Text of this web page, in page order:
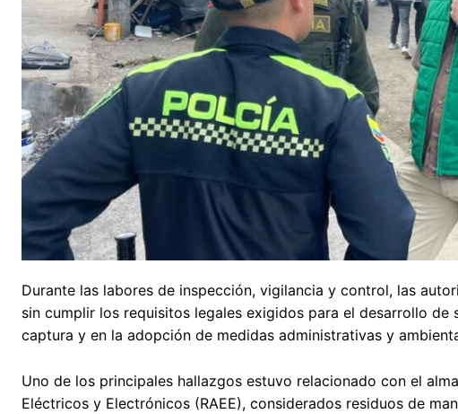
Durante las labores de inspección, vigilancia y control, las
sin cumplir los requisitos legales exigidos para el desarrollo
captura y en la adopción de medidas administrativas y
Uno de los principales hallazgos estuvo relacionado con el
Eléctricos y Electrónicos (RAEE), considerados residuos de